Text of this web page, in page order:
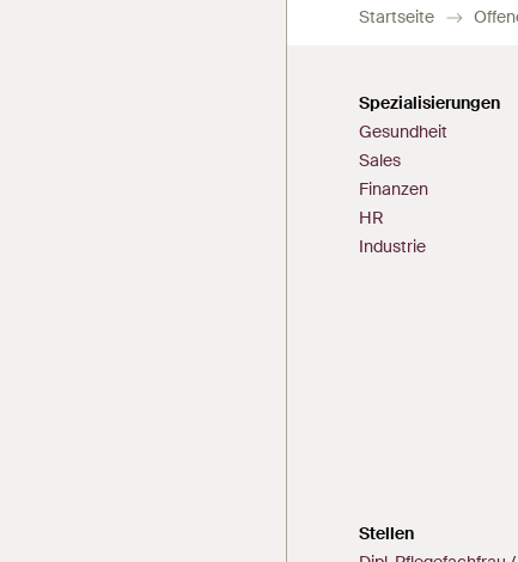
Startseite
Spezialisierungen
Gesundheit
Sales
Finanzen
HR
Industrie
Stellen